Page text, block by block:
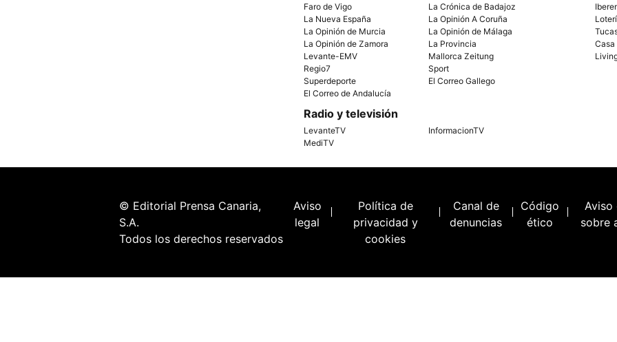
Faro de Vigo
La Crónica de Badajoz
La Nueva España
La Opinión A Coruña
La Opinión de Murcia
La Opinión de Málaga
La Opinión de Zamora
La Provincia
Levante-EMV
Mallorca Zeitung
Regio7
Sport
Superdeporte
El Correo Gallego
El Correo de Andalucía
Radio y televisión
LevanteTV
InformacionTV
MediTV
Casa
© Editorial Prensa Canaria,
S.A.
Todos los derechos reservados
Aviso
legal
Política de
privacidad y
cookies
Canal de
denuncias
Código
ético
Aviso
sobre